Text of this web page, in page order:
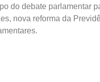
do debate parlamentar
nova reforma da